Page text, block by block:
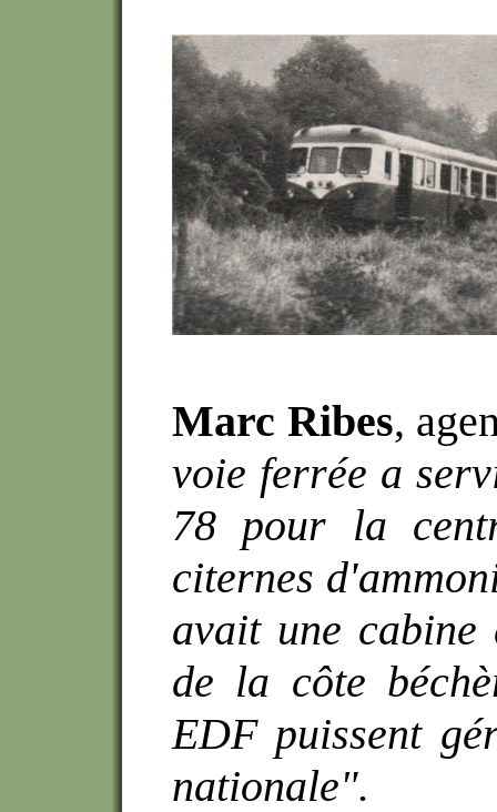
Marc Ribes,
voie ferrée a
78 pour la
citernes
avait une cabine
de la côte
EDF puissent
nationale".